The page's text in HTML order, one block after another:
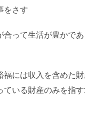
をさす
合って生活が豊かであ
福には収入を含めた
ている財産のみを指